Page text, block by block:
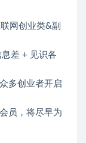
网创业类&副
差 + 见识各
多创业者开启
员，将尽早为